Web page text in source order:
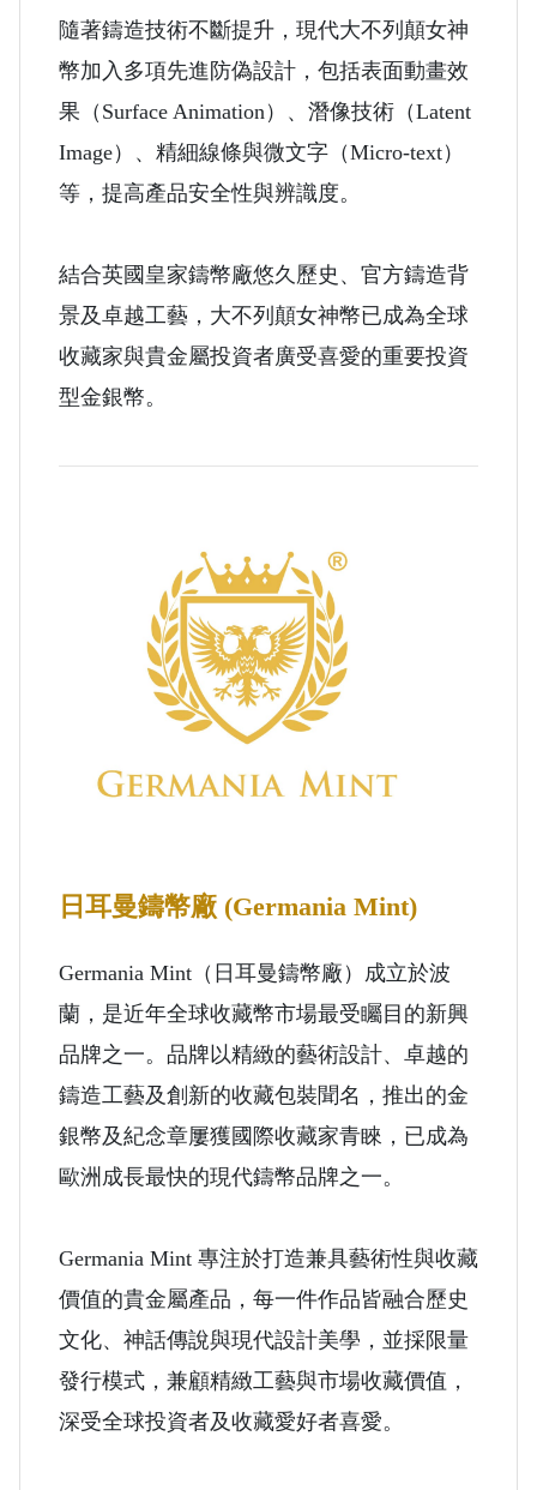
隨著鑄造技術不斷提升，現代大不列顛女神
幣加入多項先進防偽設計，包括表面動畫效
果（Surface Animation）、潛像技術（Latent
Image）、精細線條與微文字（Micro-text）
等，提高產品安全性與辨識度。
結合英國皇家鑄幣廠悠久歷史、官方鑄造背
景及卓越工藝，大不列顛女神幣已成為全球
收藏家與貴金屬投資者廣受喜愛的重要投資
型金銀幣。
日耳曼鑄幣廠 (Germania Mint)
Germania Mint（日耳曼鑄幣廠）成立於波
蘭，是近年全球收藏幣市場最受矚目的新興
品牌之一。品牌以精緻的藝術設計、卓越的
鑄造工藝及創新的收藏包裝聞名，推出的金
銀幣及紀念章屢獲國際收藏家青睞，已成為
歐洲成長最快的現代鑄幣品牌之一。
Germania Mint 專注於打造兼具藝術性與收藏
價值的貴金屬產品，每一件作品皆融合歷史
文化、神話傳說與現代設計美學，並採限量
發行模式，兼顧精緻工藝與市場收藏價值，
深受全球投資者及收藏愛好者喜愛。